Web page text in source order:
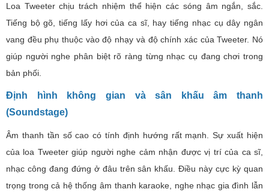
Loa Tweeter chịu trách nhiệm thể hiện các sóng âm ngắn, sắc.
Tiếng bộ gõ, tiếng lấy hơi của ca sĩ, hay tiếng nhạc cụ dây ngân
vang đều phụ thuộc vào độ nhạy và độ chính xác của Tweeter. Nó
giúp người nghe phân biệt rõ ràng từng nhạc cụ đang chơi trong
bản phối.
Định hình không gian và sân khấu âm thanh
(Soundstage)
Âm thanh tần số cao có tính định hướng rất mạnh. Sự xuất hiện
của loa Tweeter giúp người nghe cảm nhận được vị trí của ca sĩ,
nhạc công đang đứng ở đâu trên sân khấu. Điều này cực kỳ quan
trọng trong cả hệ thống âm thanh karaoke, nghe nhạc gia đình lẫn